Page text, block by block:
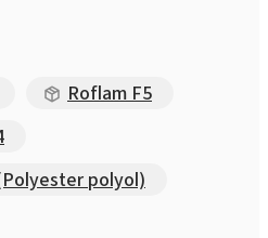
Roflam F5
polyol)